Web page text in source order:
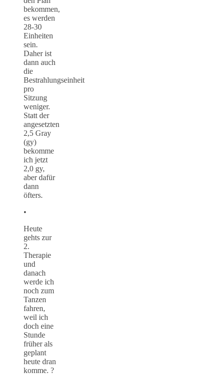
bekommen,
es werden
28-30
Einheiten
sein.
Daher ist
dann auch
die
Bestrahlungseinheit
pro
Sitzung
weniger.
Statt der
angesetzten
2,5 Gray
(gy)
bekomme
ich jetzt
2,0 gy,
aber dafür
dann
öfters.
•
Heute
gehts zur
2.
Therapie
und
danach
werde ich
noch zum
Tanzen
fahren,
weil ich
doch eine
Stunde
früher als
geplant
heute dran
komme. ?